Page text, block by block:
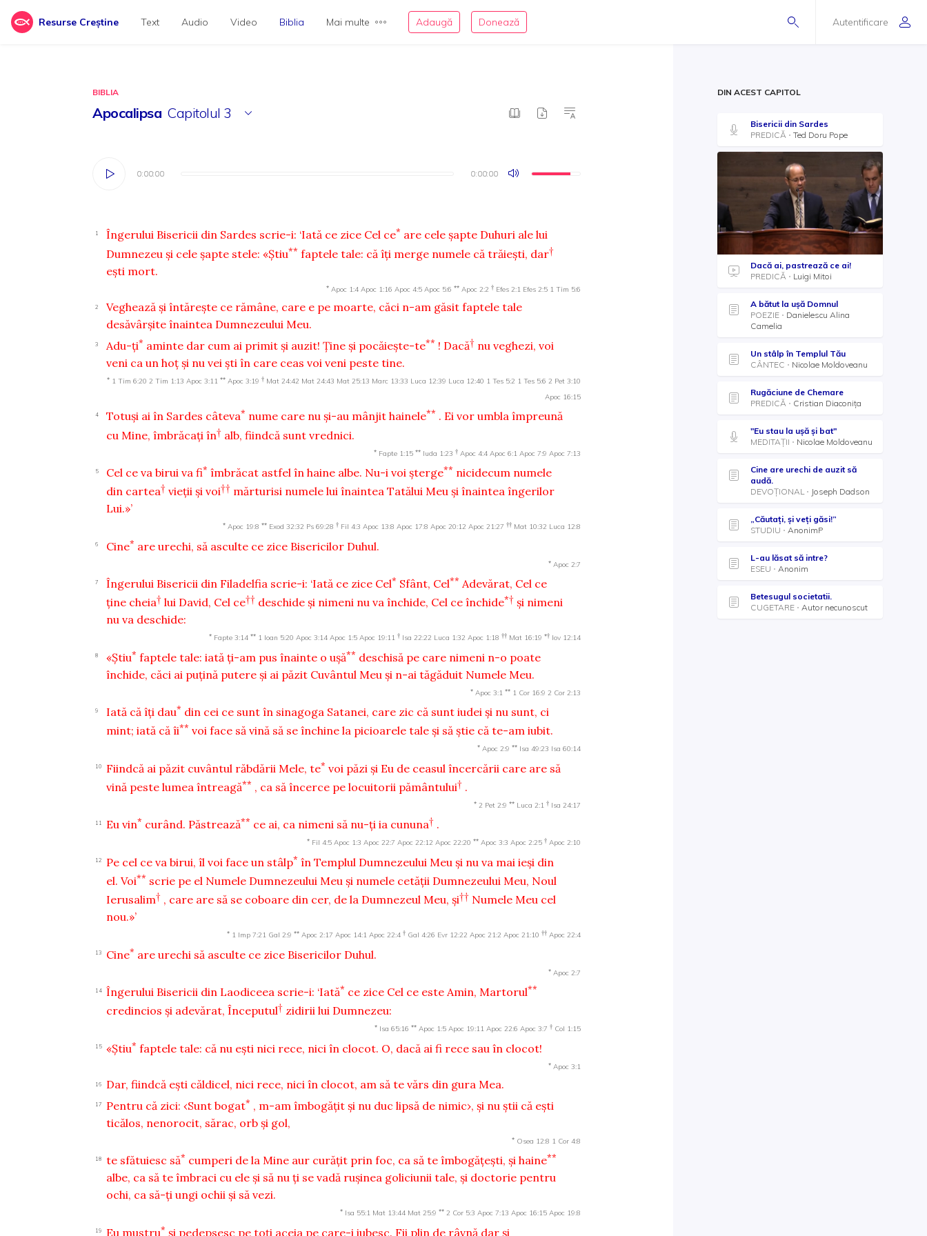
Resurse Creștine Autentificare
Text Audio Video Biblia Mai multe Adaugă Donează
BIBLIA
Apocalipsa Capitolul 3
0:00:00 0:00:00
0:00:00 0:00:00
1 Îngerului Bisericii din Sardes scrie-i: ‘Iată ce zice Cel ce* are cele şapte Duhuri ale lui
Dumnezeu şi cele şapte stele: «Ştiu** faptele tale: că îţi merge numele că trăieşti, dar†
eşti mort.
* Apoc 1:4 Apoc 1:16 Apoc 4:5 Apoc 5:6 ** Apoc 2:2 † Efes 2:1 Efes 2:5 1 Tim 5:6
2
Veghează şi întăreşte ce rămâne, care e pe moarte, căci n-am găsit faptele tale
desăvârşite înaintea Dumnezeului Meu.
3 Adu-ţi* aminte dar cum ai primit şi auzit! Ţine şi pocăieşte-te** ! Dacă† nu veghezi, voi
veni ca un hoţ şi nu vei şti în care ceas voi veni peste tine.
* 1 Tim 6:20 2 Tim 1:13 Apoc 3:11 ** Apoc 3:19 † Mat 24:42 Mat 24:43 Mat 25:13 Marc 13:33 Luca 12:39 Luca 12:40 1 Tes 5:2 1 Tes 5:6 2 Pet 3:10
Apoc 16:15
4 Totuşi ai în Sardes câteva* nume care nu şi-au mânjit hainele** . Ei vor umbla împreună
cu Mine, îmbrăcaţi în† alb, fiindcă sunt vrednici.
* Fapte 1:15 ** Iuda 1:23 † Apoc 4:4 Apoc 6:1 Apoc 7:9 Apoc 7:13
5 Cel ce va birui va fi* îmbrăcat astfel în haine albe. Nu-i voi şterge** nicidecum numele
din cartea† vieţii şi voi†† mărturisi numele lui înaintea Tatălui Meu şi înaintea îngerilor
Lui.»’
* Apoc 19:8 ** Exod 32:32 Ps 69:28 † Fil 4:3 Apoc 13:8 Apoc 17:8 Apoc 20:12 Apoc 21:27 †† Mat 10:32 Luca 12:8
6 Cine* are urechi, să asculte ce zice Bisericilor Duhul.
* Apoc 2:7
7 Îngerului Bisericii din Filadelfia scrie-i: ‘Iată ce zice Cel* Sfânt, Cel** Adevărat, Cel ce
ţine cheia† lui David, Cel ce†† deschide şi nimeni nu va închide, Cel ce închide*† şi nimeni
nu va deschide:
* Fapte 3:14 ** 1 Ioan 5:20 Apoc 3:14 Apoc 1:5 Apoc 19:11 † Isa 22:22 Luca 1:32 Apoc 1:18 †† Mat 16:19 *† Iov 12:14
8 «Ştiu* faptele tale: iată ţi-am pus înainte o uşă** deschisă pe care nimeni n-o poate
închide, căci ai puţină putere şi ai păzit Cuvântul Meu şi n-ai tăgăduit Numele Meu.
* Apoc 3:1 ** 1 Cor 16:9 2 Cor 2:13
9 Iată că îţi dau* din cei ce sunt în sinagoga Satanei, care zic că sunt iudei şi nu sunt, ci
mint; iată că îi** voi face să vină să se închine la picioarele tale şi să ştie că te-am iubit.
* Apoc 2:9 ** Isa 49:23 Isa 60:14
10 Fiindcă ai păzit cuvântul răbdării Mele, te* voi păzi şi Eu de ceasul încercării care are să
vină peste lumea întreagă** , ca să încerce pe locuitorii pământului† .
* 2 Pet 2:9 ** Luca 2:1 † Isa 24:17
11 Eu vin* curând. Păstrează** ce ai, ca nimeni să nu-ţi ia cununa† .
* Fil 4:5 Apoc 1:3 Apoc 22:7 Apoc 22:12 Apoc 22:20 ** Apoc 3:3 Apoc 2:25 † Apoc 2:10
12 Pe cel ce va birui, îl voi face un stâlp* în Templul Dumnezeului Meu şi nu va mai ieşi din
el. Voi** scrie pe el Numele Dumnezeului Meu şi numele cetăţii Dumnezeului Meu, Noul
Ierusalim† , care are să se coboare din cer, de la Dumnezeul Meu, şi†† Numele Meu cel
nou.»’
* 1 Imp 7:21 Gal 2:9 ** Apoc 2:17 Apoc 14:1 Apoc 22:4 † Gal 4:26 Evr 12:22 Apoc 21:2 Apoc 21:10 †† Apoc 22:4
13 Cine* are urechi să asculte ce zice Bisericilor Duhul.
* Apoc 2:7
14 Îngerului Bisericii din Laodiceea scrie-i: ‘Iată* ce zice Cel ce este Amin, Martorul**
credincios şi adevărat, Începutul† zidirii lui Dumnezeu:
* Isa 65:16 ** Apoc 1:5 Apoc 19:11 Apoc 22:6 Apoc 3:7 † Col 1:15
15 «Ştiu* faptele tale: că nu eşti nici rece, nici în clocot. O, dacă ai fi rece sau în clocot!
* Apoc 3:1
16 Dar, fiindcă eşti căldicel, nici rece, nici în clocot, am să te vărs din gura Mea.
17 Pentru că zici: ‹Sunt bogat* , m-am îmbogăţit şi nu duc lipsă de nimic›, şi nu ştii că eşti
ticălos, nenorocit, sărac, orb şi gol,
* Osea 12:8 1 Cor 4:8
18 te sfătuiesc să* cumperi de la Mine aur curăţit prin foc, ca să te îmbogăţeşti, şi haine**
albe, ca să te îmbraci cu ele şi să nu ţi se vadă ruşinea goliciunii tale, şi doctorie pentru
ochi, ca să-ţi ungi ochii şi să vezi.
* Isa 55:1 Mat 13:44 Mat 25:9 ** 2 Cor 5:3 Apoc 7:13 Apoc 16:15 Apoc 19:8
19 Eu mustru* şi pedepsesc pe toţi aceia pe care-i iubesc. Fii plin de râvnă dar şi
DIN ACEST CAPITOL
Bisericii din Sardes
PREDICĂ
Ted Doru Pope
Dacă ai, pastrează ce ai!
PREDICĂ
Luigi Mitoi
A bătut la ușă Domnul
POEZIE
Danielescu Alina
Camelia
Un stâlp în Templul Tău
CÂNTEC
Nicolae Moldoveanu
Rugăciune de Chemare
PREDICĂ
Cristian Diaconița
"Eu stau la ușă și bat"
MEDITAȚII
Nicolae Moldoveanu
Cine are urechi de auzit să
audă.
DEVOȚIONAL
Joseph Dadson
„Căutaţi, şi veţi găsi!”
STUDIU
AnonimP
L-au lăsat să intre?
ESEU
Anonim
Betesugul societatii.
CUGETARE
Autor necunoscut